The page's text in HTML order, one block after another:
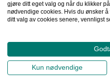
Naviger raskt
2026©
Personvernerklæring
gjøre ditt eget valg og når du klikker
nødvendige cookies. Hvis du ønsker
ditt valg av cookies senere, vennligst
Kun nødvendige